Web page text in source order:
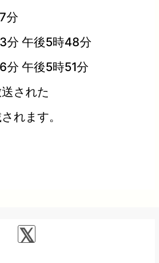
分
分 午後5時48分
分 午後5時51分
された
れます。